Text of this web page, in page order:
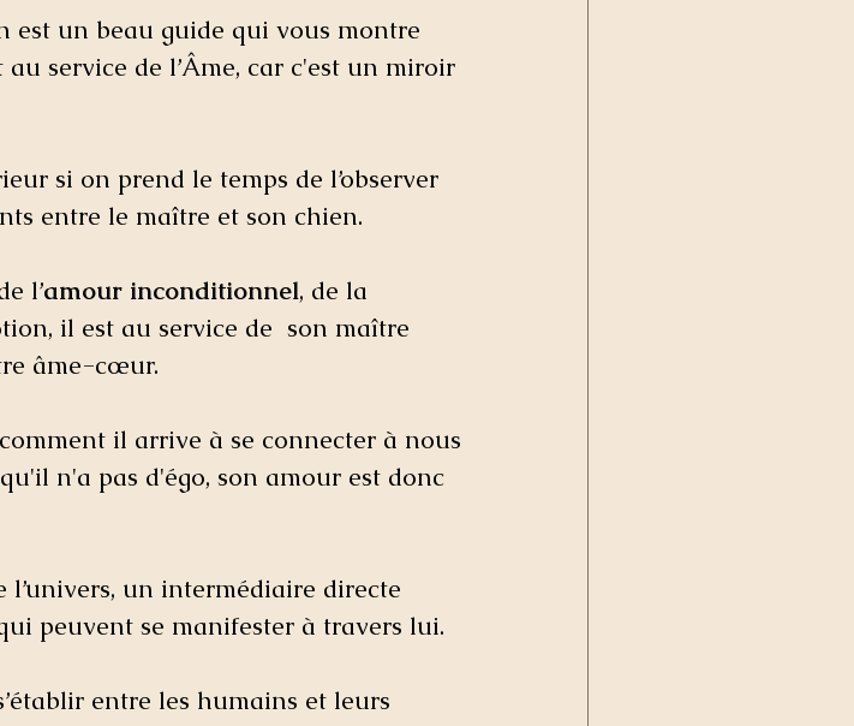
est un beau guide qui vous montre
service de l’Âme, car c'est un miroir
si on prend le temps de l’observer
entre le maître et son chien.
l’amour inconditionnel, de la
il est au service de  son maître
âme-cœur.
il arrive à se connecter à nous
n'a pas d'égo, son amour est donc
un intermédiaire directe
peuvent se manifester à travers lui.
entre les humains et leurs